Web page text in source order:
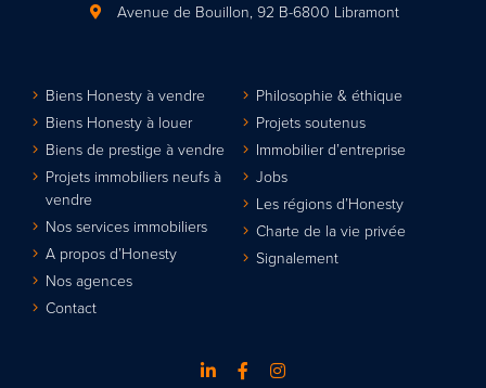
Avenue de Bouillon, 92 B-6800 Libramont
Biens Honesty à vendre
Biens Honesty à louer
Biens de prestige à vendre
Projets immobiliers neufs à
vendre
Nos services immobiliers
A propos d’Honesty
Nos agences
Contact
Philosophie & éthique
Projets soutenus
Immobilier d’entreprise
Jobs
Les régions d’Honesty
Charte de la vie privée
Signalement